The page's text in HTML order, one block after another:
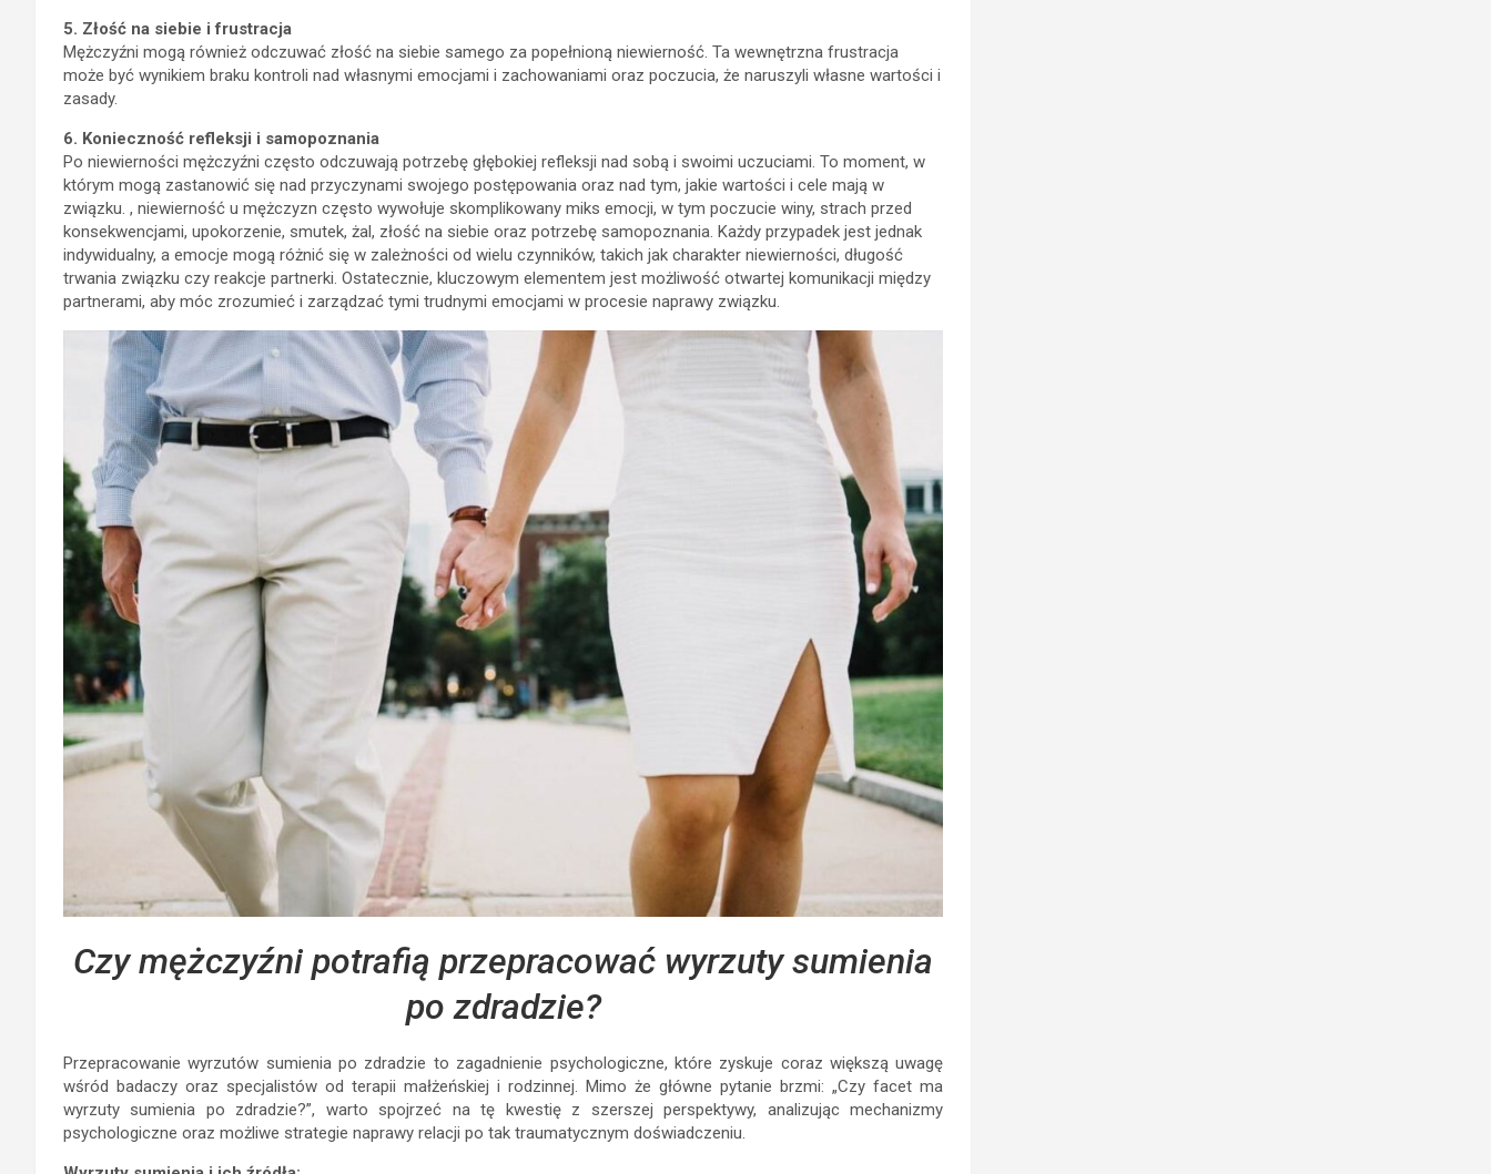
5. Złość na siebie i frustracja
Mężczyźni mogą również odczuwać złość na siebie samego za popełnioną niewierność. Ta wewnętrzna frustracja
może być wynikiem braku kontroli nad własnymi emocjami i zachowaniami oraz poczucia, że naruszyli własne wartości i
zasady.
6. Konieczność refleksji i samopoznania
Po niewierności mężczyźni często odczuwają potrzebę głębokiej refleksji nad sobą i swoimi uczuciami. To moment, w
którym mogą zastanowić się nad przyczynami swojego postępowania oraz nad tym, jakie wartości i cele mają w
związku. , niewierność u mężczyzn często wywołuje skomplikowany miks emocji, w tym poczucie winy, strach przed
konsekwencjami, upokorzenie, smutek, żal, złość na siebie oraz potrzebę samopoznania. Każdy przypadek jest jednak
indywidualny, a emocje mogą różnić się w zależności od wielu czynników, takich jak charakter niewierności, długość
trwania związku czy reakcje partnerki. Ostatecznie, kluczowym elementem jest możliwość otwartej komunikacji między
partnerami, aby móc zrozumieć i zarządzać tymi trudnymi emocjami w procesie naprawy związku.
Czy mężczyźni potrafią przepracować wyrzuty sumienia
po zdradzie?
Przepracowanie wyrzutów sumienia po zdradzie to zagadnienie psychologiczne, które zyskuje coraz większą uwagę
wśród badaczy oraz specjalistów od terapii małżeńskiej i rodzinnej. Mimo że główne pytanie brzmi: „Czy facet ma
wyrzuty sumienia po zdradzie?”, warto spojrzeć na tę kwestię z szerszej perspektywy, analizując mechanizmy
psychologiczne oraz możliwe strategie naprawy relacji po tak traumatycznym doświadczeniu.